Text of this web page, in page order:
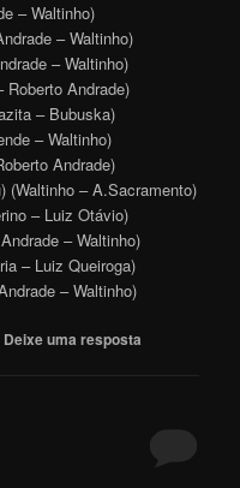
– Waltinho)
– Waltinho)
– Waltinho)
Roberto Andrade)
– Bubuska)
– Waltinho)
Andrade)
(Waltinho – A.Sacramento)
– Luiz Otávio)
– Waltinho)
– Luiz Queiroga)
– Waltinho)
Deixe uma resposta